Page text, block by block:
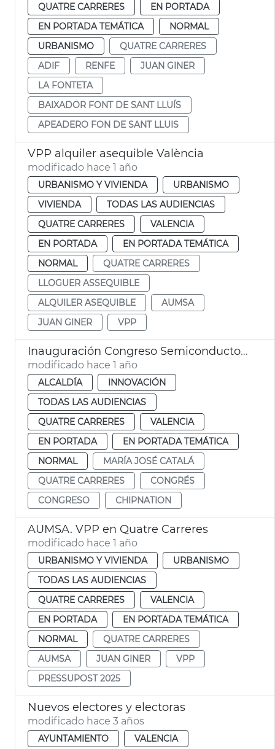
QUATRE CARRERES
EN PORTADA
EN PORTADA TEMÁTICA
NORMAL
URBANISMO
QUATRE CARRERES
ADIF
RENFE
JUAN GINER
LA FONTETA
BAIXADOR FONT DE SANT LLUÍS
APEADERO FON DE SANT LLUIS
VPP alquiler asequible València
modificado hace 1 año
URBANISMO Y VIVIENDA
URBANISMO
VIVIENDA
TODAS LAS AUDIENCIAS
QUATRE CARRERES
VALENCIA
EN PORTADA
EN PORTADA TEMÁTICA
NORMAL
QUATRE CARRERES
LLOGUER ASSEQUIBLE
ALQUILER ASEQUIBLE
AUMSA
JUAN GINER
VPP
Inauguración Congreso Semiconductores CHIPNATION
modificado hace 1 año
ALCALDÍA
INNOVACIÓN
TODAS LAS AUDIENCIAS
QUATRE CARRERES
VALENCIA
EN PORTADA
EN PORTADA TEMÁTICA
NORMAL
MARÍA JOSÉ CATALÁ
QUATRE CARRERES
CONGRÉS
CONGRESO
CHIPNATION
AUMSA. VPP en Quatre Carreres
modificado hace 1 año
URBANISMO Y VIVIENDA
URBANISMO
TODAS LAS AUDIENCIAS
QUATRE CARRERES
VALENCIA
EN PORTADA
EN PORTADA TEMÁTICA
NORMAL
QUATRE CARRERES
AUMSA
JUAN GINER
VPP
PRESSUPOST 2025
Nuevos electores y electoras
modificado hace 3 años
AYUNTAMIENTO
VALENCIA